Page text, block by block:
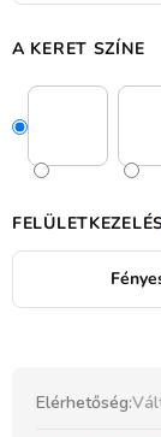
A KERET SZÍNE
Elérhetőség: